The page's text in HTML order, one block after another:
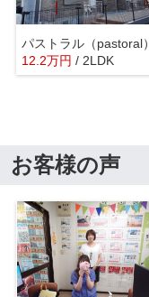
パストラル（pastoral）
12.2万円 / 2LDK
お客様の声